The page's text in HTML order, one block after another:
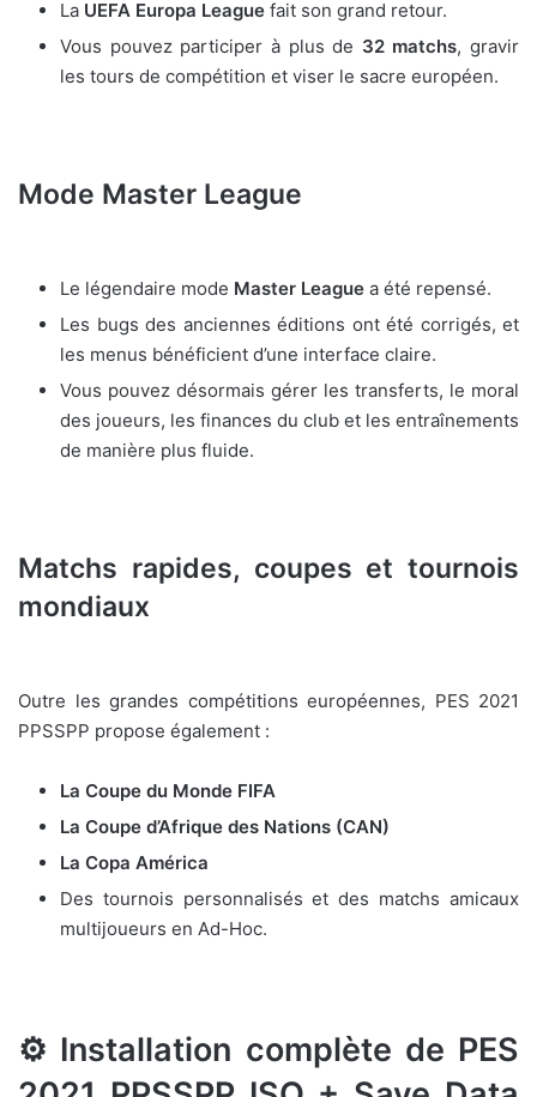
La UEFA Europa League fait son grand retour.
Vous pouvez participer à plus de 32 matchs, gravir
les tours de compétition et viser le sacre européen.
Mode Master League
Le légendaire mode Master League a été repensé.
Les bugs des anciennes éditions ont été corrigés, et
les menus bénéficient d’une interface claire.
Vous pouvez désormais gérer les transferts, le moral
des joueurs, les finances du club et les entraînements
de manière plus fluide.
Matchs rapides, coupes et tournois
mondiaux
Outre les grandes compétitions européennes, PES 2021
PPSSPP propose également :
La Coupe du Monde FIFA
La Coupe d’Afrique des Nations (CAN)
La Copa América
Des tournois personnalisés et des matchs amicaux
multijoueurs en Ad-Hoc.
⚙️ Installation complète de PES